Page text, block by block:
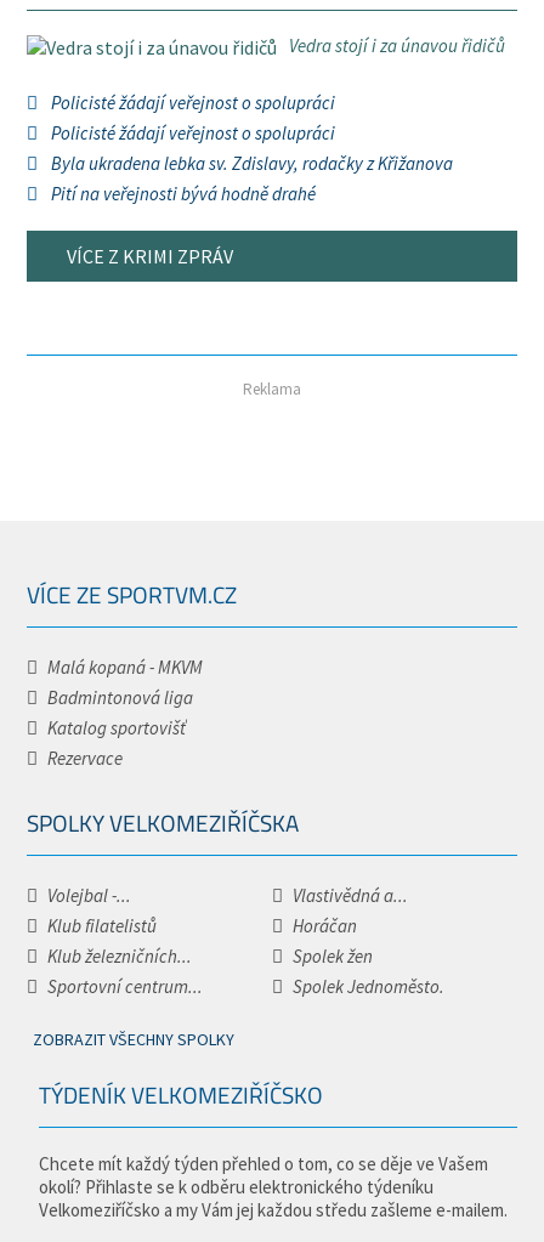
Vedra stojí i za únavou řidičů
Policisté žádají veřejnost o spolupráci
Policisté žádají veřejnost o spolupráci
Byla ukradena lebka sv. Zdislavy, rodačky z Křižanova
Pití na veřejnosti bývá hodně drahé
VÍCE Z KRIMI ZPRÁV
Reklama
VÍCE ZE SPORTVM.CZ
Malá kopaná - MKVM
Badmintonová liga
Katalog sportovišť
Rezervace
SPOLKY VELKOMEZIŘÍČSKA
Volejbal -...
Vlastivědná a...
Klub filatelistů
Horáčan
Klub železničních...
Spolek žen
Sportovní centrum...
Spolek Jednoměsto.
ZOBRAZIT VŠECHNY SPOLKY
TÝDENÍK VELKOMEZIŘÍČSKO
Chcete mít každý týden přehled o tom, co se děje ve Vašem
okolí? Přihlaste se k odběru elektronického týdeníku
Velkomeziříčsko a my Vám jej každou středu zašleme e-mailem.